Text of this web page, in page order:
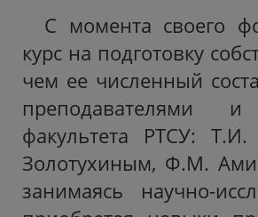
С момента своего
курс на подготовку
чем ее численный
преподавателями
факультета РТСУ:
Золотухиным, Ф.М.
занимаясь научно-